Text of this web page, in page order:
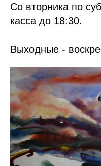
Со вторника по
касса до 18:30.
Выходные -